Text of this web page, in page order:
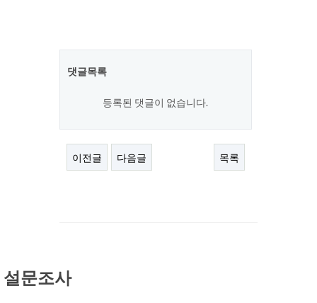
댓글목록
등록된 댓글이 없습니다.
이전글 다음글 목록
설문조사